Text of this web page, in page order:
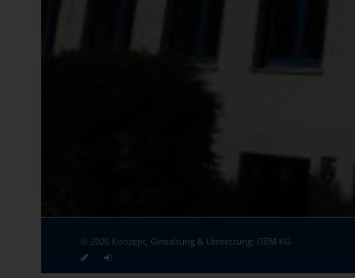
© 2026 Konzept, Gestaltung & Umsetzung: ITEM KG